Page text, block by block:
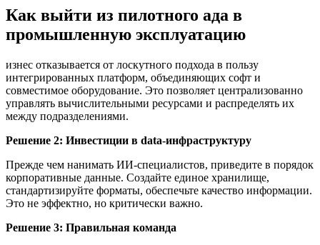
Как выйти из пилотного ада в
промышленную эксплуатацию
изнес отказывается от лоскутного подхода в пользу
интегрированных платформ, объединяющих софт и
совместимое оборудование. Это позволяет централизованно
управлять вычислительными ресурсами и распределять их
между подразделениями.
Решение 2: Инвестиции в data-инфраструктуру
Прежде чем нанимать ИИ-специалистов, приведите в порядок
корпоративные данные. Создайте единое хранилище,
стандартизируйте форматы, обеспечьте качество информации.
Это не эффектно, но критически важно.
Решение 3: Правильная команда